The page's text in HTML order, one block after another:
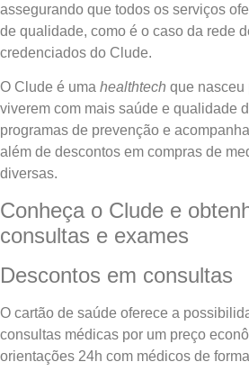
assegurando que todos os serviços
de qualidade, como é o caso da rede
credenciados do Clude.
O Clude é uma healthtech que nasceu
viverem com mais saúde e qualidade
programas de prevenção e
além de descontos em compras de
diversas.
Conheça o Clude e
consultas e exames
Descontos em consultas
O cartão de saúde oferece a
consultas médicas por um preço
orientações 24h com médicos de